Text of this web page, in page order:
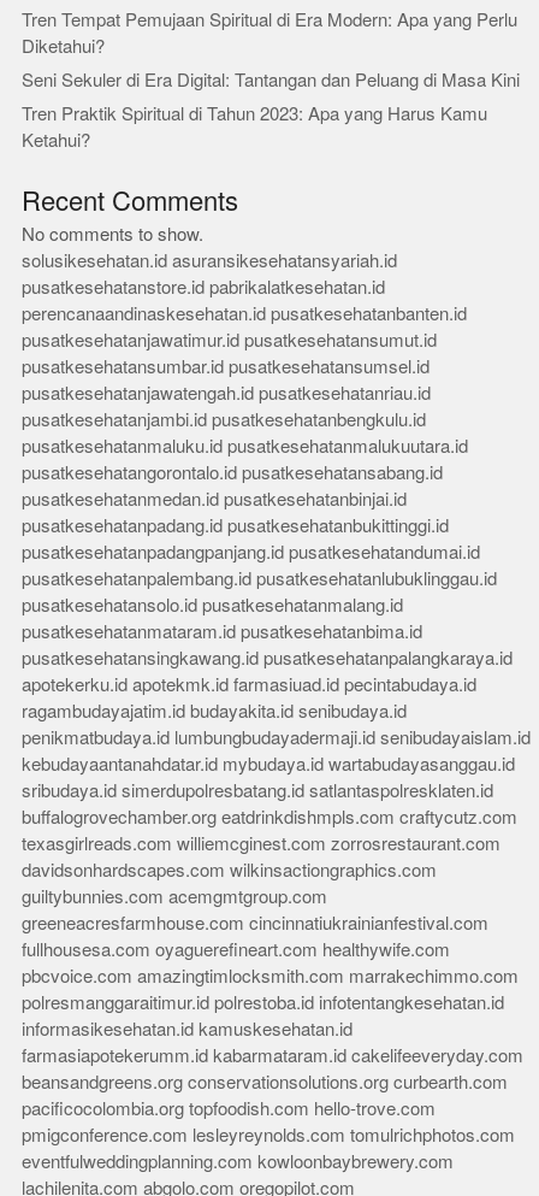
Tren Tempat Pemujaan Spiritual di Era Modern: Apa yang Perlu
Diketahui?
Seni Sekuler di Era Digital: Tantangan dan Peluang di Masa Kini
Tren Praktik Spiritual di Tahun 2023: Apa yang Harus Kamu
Ketahui?
Recent Comments
No comments to show.
solusikesehatan.id asuransikesehatansyariah.id
pusatkesehatanstore.id pabrikalatkesehatan.id
perencanaandinaskesehatan.id pusatkesehatanbanten.id
pusatkesehatanjawatimur.id pusatkesehatansumut.id
pusatkesehatansumbar.id pusatkesehatansumsel.id
pusatkesehatanjawatengah.id pusatkesehatanriau.id
pusatkesehatanjambi.id pusatkesehatanbengkulu.id
pusatkesehatanmaluku.id pusatkesehatanmalukuutara.id
pusatkesehatangorontalo.id pusatkesehatansabang.id
pusatkesehatanmedan.id pusatkesehatanbinjai.id
pusatkesehatanpadang.id pusatkesehatanbukittinggi.id
pusatkesehatanpadangpanjang.id pusatkesehatandumai.id
pusatkesehatanpalembang.id pusatkesehatanlubuklinggau.id
pusatkesehatansolo.id pusatkesehatanmalang.id
pusatkesehatanmataram.id pusatkesehatanbima.id
pusatkesehatansingkawang.id pusatkesehatanpalangkaraya.id
apotekerku.id apotekmk.id farmasiuad.id pecintabudaya.id
ragambudayajatim.id budayakita.id senibudaya.id
penikmatbudaya.id lumbungbudayadermaji.id senibudayaislam.id
kebudayaantanahdatar.id mybudaya.id wartabudayasanggau.id
sribudaya.id simerdupolresbatang.id satlantaspolresklaten.id
buffalogrovechamber.org eatdrinkdishmpls.com craftycutz.com
texasgirlreads.com williemcginest.com zorrosrestaurant.com
davidsonhardscapes.com wilkinsactiongraphics.com
guiltybunnies.com acemgmtgroup.com
greeneacresfarmhouse.com cincinnatiukrainianfestival.com
fullhousesa.com oyaguerefineart.com healthywife.com
pbcvoice.com amazingtimlocksmith.com marrakechimmo.com
polresmanggaraitimur.id polrestoba.id infotentangkesehatan.id
informasikesehatan.id kamuskesehatan.id
farmasiapotekerumm.id kabarmataram.id cakelifeeveryday.com
beansandgreens.org conservationsolutions.org curbearth.com
pacificocolombia.org topfoodish.com hello-trove.com
pmigconference.com lesleyreynolds.com tomulrichphotos.com
eventfulweddingplanning.com kowloonbaybrewery.com
lachilenita.com abgolo.com oregopilot.com